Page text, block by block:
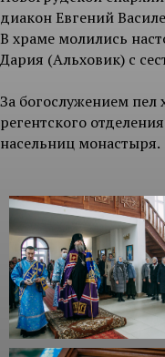
диакон Евгений
В храме молились
Дария (Альховик) с
За богослужением пел
регентского
насельниц монастыря.